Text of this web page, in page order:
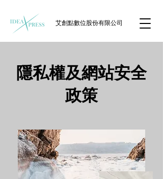
艾創點數位股份有限公司
​隱私權及網站安全
政策